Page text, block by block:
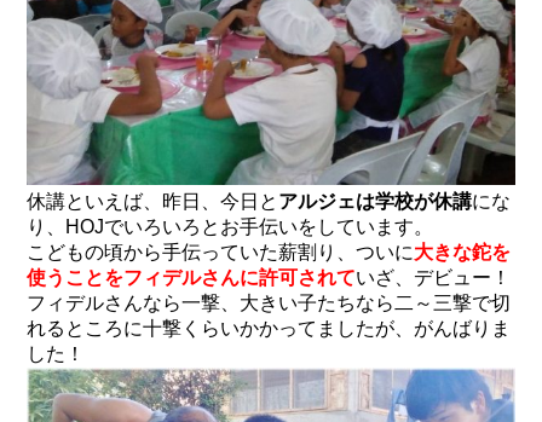
休講といえば、昨日、今日と アルジェは学校が休講にな
り、HOJでいろいろとお手伝いをしています。
こどもの頃から手伝っていた薪割り、ついに大きな鉈を
使うことをフィデルさんに許可されていざ、デビュー！
フィデルさんなら一撃、大きい子たちなら二～三撃で切
れるところに十撃くらいかかってましたが、がんばりま
した！